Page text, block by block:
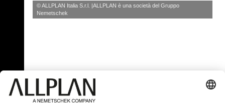
© ALLPLAN Italia S.r.l. ALLPLAN è una società del Gruppo
Nemetschek